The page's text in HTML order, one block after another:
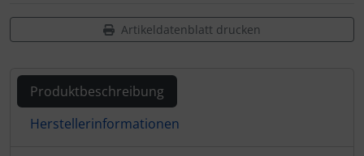
Artikeldatenblatt drucken
Produktbeschreibung
Herstellerinformationen